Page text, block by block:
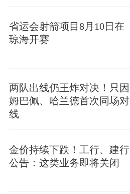
省运会射箭项目8月10日在
琼海开赛
两队出线仍王炸对决！只因
姆巴佩、哈兰德首次同场对
线
金价持续下跌！工行、建行
公告：这类业务即将关闭